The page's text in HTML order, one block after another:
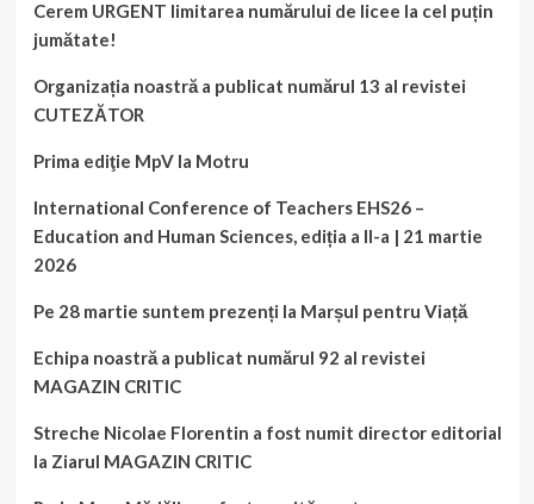
Cerem URGENT limitarea numărului de licee la cel puțin
jumătate!
Organizația noastră a publicat numărul 13 al revistei
CUTEZĂTOR
Prima ediţie MpV la Motru
International Conference of Teachers EHS26 –
Education and Human Sciences, ediția a II-a | 21 martie
2026
Pe 28 martie suntem prezenți la Marșul pentru Viață
Echipa noastră a publicat numărul 92 al revistei
MAGAZIN CRITIC
Streche Nicolae Florentin a fost numit director editorial
la Ziarul MAGAZIN CRITIC